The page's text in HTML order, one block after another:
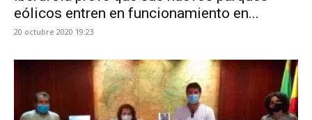
eólicos entren en funcionamiento en...
20 octubre 2020 19:23